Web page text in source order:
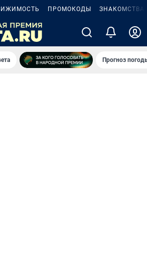
ПРОМОКОДЫ ЗНАКОМСТВА
Прогноз